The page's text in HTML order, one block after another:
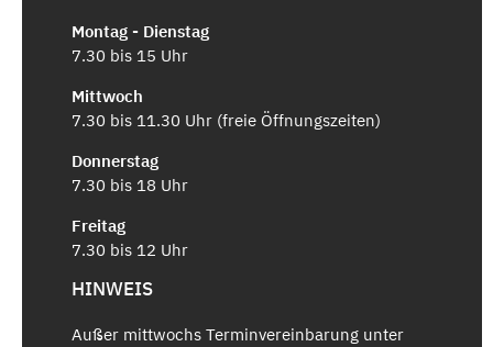
Montag - Dienstag
7.30 bis 15 Uhr
Mittwoch
7.30 bis 11.30 Uhr (freie Öffnungszeiten)
Donnerstag
7.30 bis 18 Uhr
Freitag
7.30 bis 12 Uhr
HINWEIS
Außer mittwochs Terminvereinbarung unter